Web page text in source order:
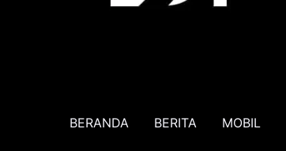
BERANDA BERITA MOBIL